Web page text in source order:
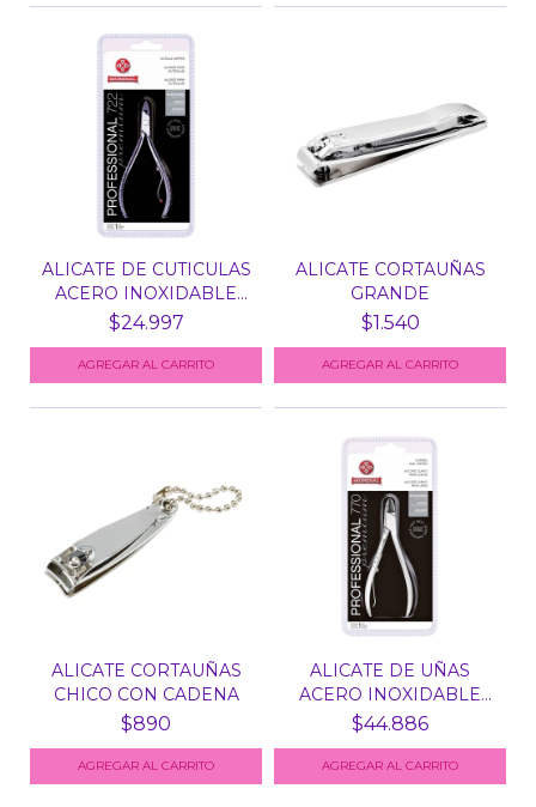
ALICATE DE CUTICULAS
ACERO INOXIDABLE
MU...
$24.997
ALICATE CORTAUÑAS
GRANDE
$1.540
ALICATE CORTAUÑAS
CHICO CON CADENA
$890
ALICATE DE UÑAS
ACERO INOXIDABLE
MUNDIAL...
$44.886